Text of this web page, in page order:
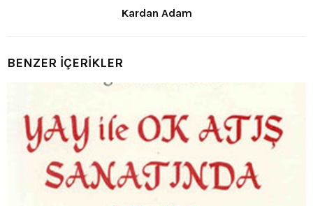
Kardan Adam
BENZER İÇERİKLER